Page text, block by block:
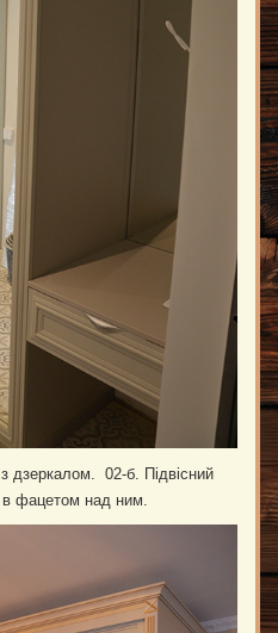
дзеркалом. 02-б. Підвісний
фацетом над ним.